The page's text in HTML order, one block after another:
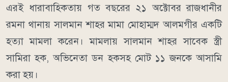
এরই ধারাবাহিকতায় গত বছরের ২১ অক্টোবর রাজধানীর
রমনা থানায় সালমান শাহর মামা মোহাম্মদ আলমগীর একটি
হত্যা মামলা করেন। মামলায় সালমান শাহর সাবেক স্ত্রী
সামিরা হক, অভিনেতা ডন হকসহ মোট ১১ জনকে আসামি
করা হয়।